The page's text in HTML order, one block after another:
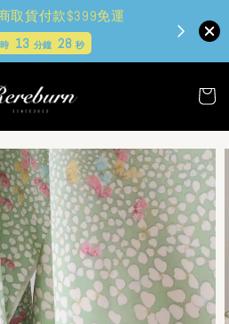
取貨付款$399免運
13 分鐘 27 秒